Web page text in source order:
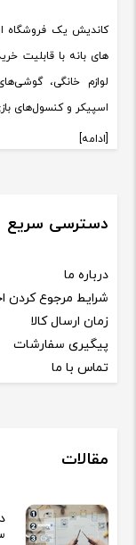
کاندیش یک فروشگاه
های بانه با قابلیت
لوازم خانگی،
اسپیکر و کنسول‌های
[ادامه]
دسترسی سریع
درباره ما
شرایط مرجوع کردن
زمان ارسال کالا
پیگیری سفارشات
تماس با ما
مقالات